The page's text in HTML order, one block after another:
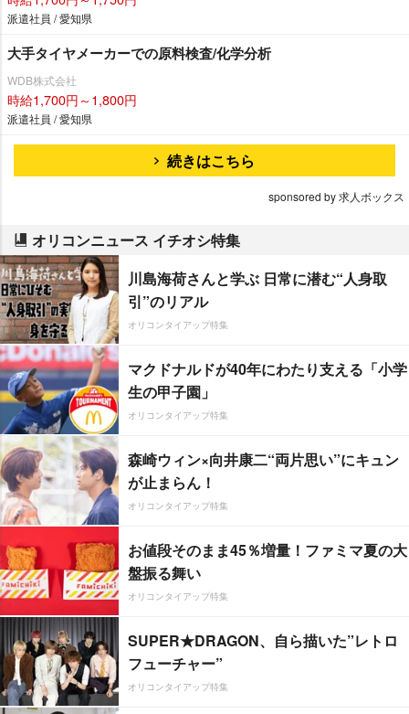
派遣社員 / 愛知県
大手タイヤメーカーでの原料検査/化学分析
WDB株式会社
時給1,700円～1,800円
派遣社員 / 愛知県
続きはこちら
sponsored by 求人ボックス
オリコンニュース イチオシ特集
川島海荷さんと学ぶ 日常に潜む“人身取
引”のリアル
オリコンタイアップ特集
マクドナルドが40年にわたり支える「小学
生の甲子園」
オリコンタイアップ特集
森崎ウィン×向井康二“両片思い”にキュン
が止まらん！
オリコンタイアップ特集
お値段そのまま45％増量！ファミマ夏の大
盤振る舞い
オリコンタイアップ特集
SUPER★DRAGON、自ら描いた”レトロ
フューチャー”
オリコンタイアップ特集